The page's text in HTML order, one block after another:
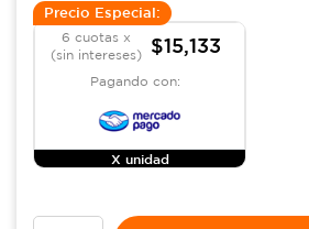
Precio Especial:
6 cuotas x
(sin intereses)
$15,133
Pagando con:
X unidad